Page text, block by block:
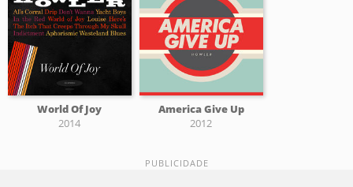
World Of Joy
2014
America Give Up
2012